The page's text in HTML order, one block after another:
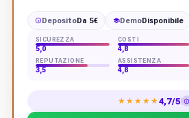
€ DepositoDa 5€ DemoDisponibile
SICUREZZA
5,0
COSTI
4,8
REPUTAZIONE
3,5
ASSISTENZA
4,8
★★★★★4,7/5